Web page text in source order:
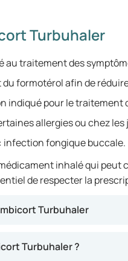
Turbuhaler
traitement des
formotérol afin de
indiqué pour le traitement
allergies ou chez
infection fongique buccale.
inhalé qui peut
de respecter la
Turbuhaler
Turbuhaler ?